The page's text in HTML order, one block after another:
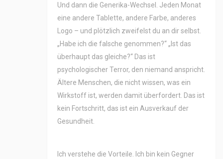
Und dann die Generika-Wechsel. Jeden Monat
eine andere Tablette, andere Farbe, anderes
Logo – und plötzlich zweifelst du an dir selbst.
„Habe ich die falsche genommen?“ „Ist das
überhaupt das gleiche?“ Das ist
psychologischer Terror, den niemand anspricht.
Ältere Menschen, die nicht wissen, was ein
Wirkstoff ist, werden damit überfordert. Das ist
kein Fortschritt, das ist ein Ausverkauf der
Gesundheit.
Ich verstehe die Vorteile. Ich bin kein Gegner